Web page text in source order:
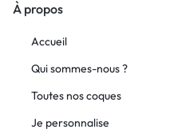
À propos
Accueil
Qui sommes-nous ?
Toutes nos coques
Je personnalise